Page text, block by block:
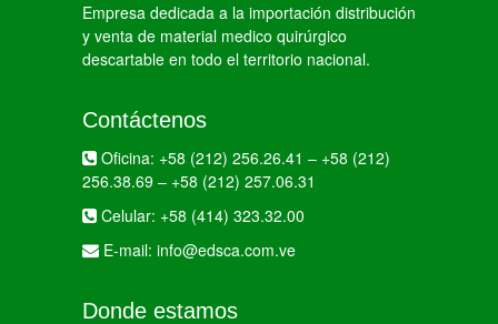
Empresa dedicada a la importación distribución
y venta de material medico quirúrgico
descartable en todo el territorio nacional.
Contáctenos
Oficina: +58 (212) 256.26.41 – +58 (212)
256.38.69 – +58 (212) 257.06.31
Celular: +58 (414) 323.32.00
E-mail: info@edsca.com.ve
Donde estamos